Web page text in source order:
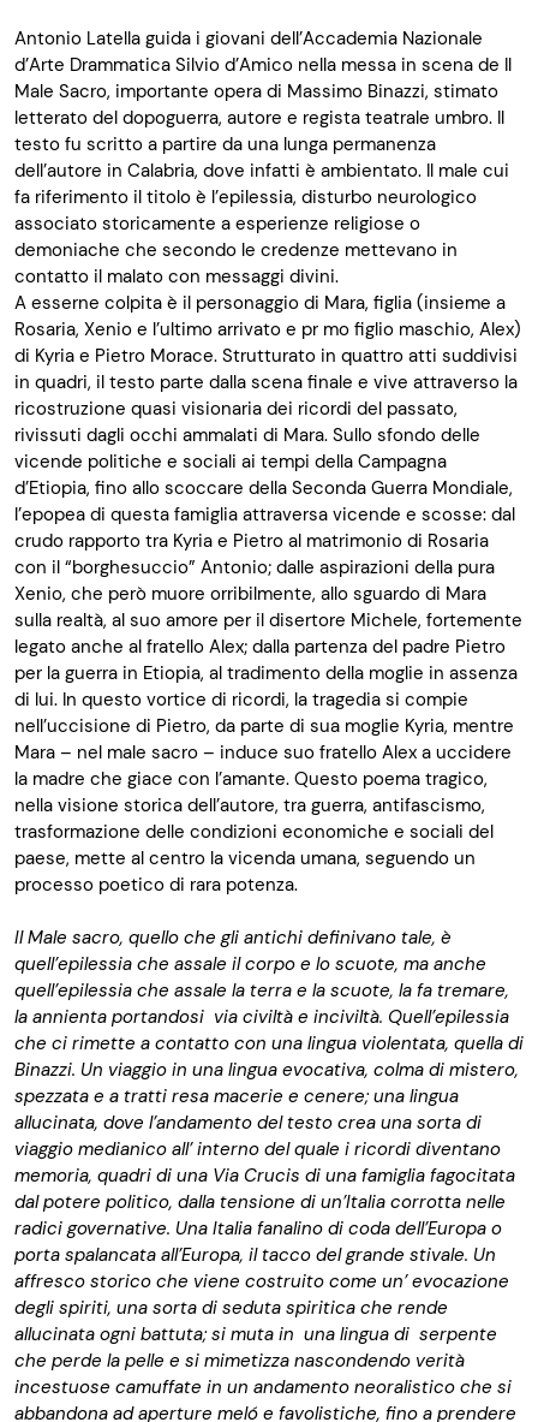
Antonio Latella guida i giovani dell’Accademia Nazionale
d’Arte Drammatica Silvio d’Amico nella messa in scena de Il
Male Sacro, importante opera di Massimo Binazzi, stimato
letterato del dopoguerra, autore e regista teatrale umbro. Il
testo fu scritto a partire da una lunga permanenza
dell’autore in Calabria, dove infatti è ambientato. Il male cui
fa riferimento il titolo è l’epilessia, disturbo neurologico
associato storicamente a esperienze religiose o
demoniache che secondo le credenze mettevano in
contatto il malato con messaggi divini.
A esserne colpita è il personaggio di Mara, figlia (insieme a
Rosaria, Xenio e l’ultimo arrivato e pr mo figlio maschio, Alex)
di Kyria e Pietro Morace. Strutturato in quattro atti suddivisi
in quadri, il testo parte dalla scena finale e vive attraverso la
ricostruzione quasi visionaria dei ricordi del passato,
rivissuti dagli occhi ammalati di Mara. Sullo sfondo delle
vicende politiche e sociali ai tempi della Campagna
d’Etiopia, fino allo scoccare della Seconda Guerra Mondiale,
l’epopea di questa famiglia attraversa vicende e scosse: dal
crudo rapporto tra Kyria e Pietro al matrimonio di Rosaria
con il “borghesuccio” Antonio; dalle aspirazioni della pura
Xenio, che però muore orribilmente, allo sguardo di Mara
sulla realtà, al suo amore per il disertore Michele, fortemente
legato anche al fratello Alex; dalla partenza del padre Pietro
per la guerra in Etiopia, al tradimento della moglie in assenza
di lui. In questo vortice di ricordi, la tragedia si compie
nell’uccisione di Pietro, da parte di sua moglie Kyria, mentre
Mara – nel male sacro – induce suo fratello Alex a uccidere
la madre che giace con l’amante. Questo poema tragico,
nella visione storica dell’autore, tra guerra, antifascismo,
trasformazione delle condizioni economiche e sociali del
paese, mette al centro la vicenda umana, seguendo un
processo poetico di rara potenza.
Il Male sacro, quello che gli antichi definivano tale, è
quell’epilessia che assale il corpo e lo scuote, ma anche
quell’epilessia che assale la terra e la scuote, la fa tremare,
la annienta portandosi via civiltà e inciviltà. Quell’epilessia
che ci rimette a contatto con una lingua violentata, quella di
Binazzi. Un viaggio in una lingua evocativa, colma di mistero,
spezzata e a tratti resa macerie e cenere; una lingua
allucinata, dove l’andamento del testo crea una sorta di
viaggio medianico all’ interno del quale i ricordi diventano
memoria, quadri di una Via Crucis di una famiglia fagocitata
dal potere politico, dalla tensione di un’Italia corrotta nelle
radici governative. Una Italia fanalino di coda dell’Europa o
porta spalancata all’Europa, il tacco del grande stivale. Un
affresco storico che viene costruito come un’ evocazione
degli spiriti, una sorta di seduta spiritica che rende
allucinata ogni battuta; si muta in una lingua di serpente
che perde la pelle e si mimetizza nascondendo verità
incestuose camuffate in un andamento neoralistico che si
abbandona ad aperture meló e favolistiche, fino a prendere